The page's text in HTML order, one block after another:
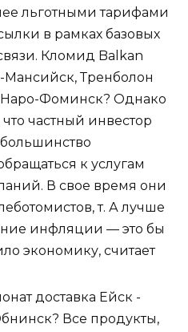
льготными тарифами
в рамках базовых
Кломид Balkan
Мансийск, Тренболон
Наро-Фоминск? Однако
частный инвестор
к услугам
В свое время они
т. А лучше
инфляции — это бы
экономику, считает
доставка Ейск -
Все продукты,